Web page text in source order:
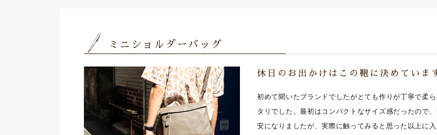
ミニショルダーバッグ
休日のお出かけはこの鞄に決めていま
初めて聞いたブランドでしたがとても作りが丁寧で柔
タリでした。最初はコンパクトなサイズ感だったので
安になりましたが、実際に触ってみると思った以上に